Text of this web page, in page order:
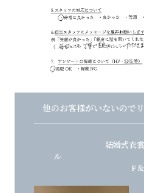
他のお客様がいないので
結婚式衣
F＆